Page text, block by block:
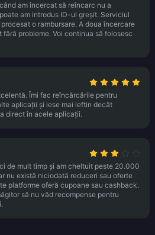
am încercat să reîncarc nu a
am introdus ID-ul greșit. Serviciul
o rambursare. A doua încercare
fără probleme. Voi continua să folosesc
Îmi fac reîncărcările pentru
aplicații și iese mai ieftin decât
direct în acele aplicații.
de mult timp și am cheltuit peste 20.000
nu există niciodată reduceri sau oferte
platforme oferă cupoane sau cashback.
să nu văd recompense pentru